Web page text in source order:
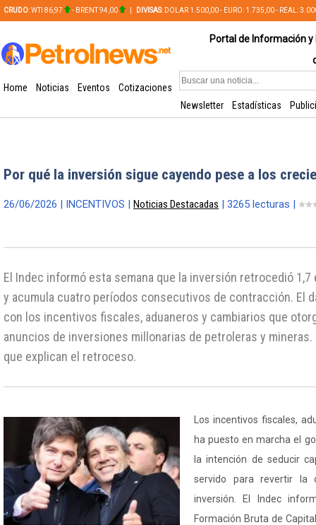
CRUDO: WTI 86,97 - BRENT 94,00 DIVISAS: DOLAR 1.500,00 - EURO: 1.735,00 - REAL:
Portal de Información
Home Noticias Eventos
Cotizaciones
Newsletter
Estadísticas
Por qué la inversión sigue cayendo pese a los
26/06/2026 | INCENTIVOS | Noticias Destacadas | 3265 lecturas |
El Indec informó esta semana que la inversión retrocedió
y acumula cuatro períodos consecutivos de contracción. El
con los incentivos fiscales, aduaneros y cambiarios que
anuncios de inversiones millonarias de petroleras y
que explican el retroceso.
Los incentivos fiscales,
ha puesto en marcha el
la intención de seducir
servido para revertir la
inversión. El Indec
Formación Bruta de